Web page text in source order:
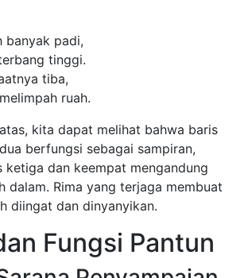
banyak padi,
tinggi.
tiba,
ruah.
kita dapat melihat bahwa baris
berfungsi sebagai sampiran,
ketiga dan keempat mengandung
dalam. Rima yang terjaga membuat
diingat dan dinyanyikan.
Fungsi Pantun